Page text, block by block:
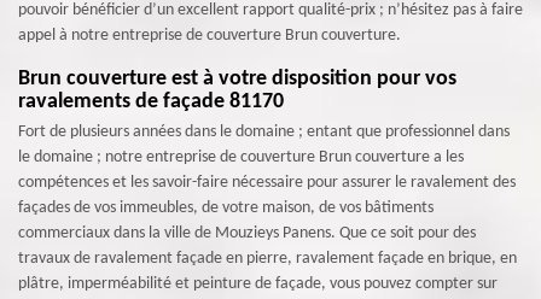
pouvoir bénéficier d’un excellent rapport qualité-prix ; n’hésitez pas à faire
appel à notre entreprise de couverture Brun couverture.
Brun couverture est à votre disposition pour vos
ravalements de façade 81170
Fort de plusieurs années dans le domaine ; entant que professionnel dans
le domaine ; notre entreprise de couverture Brun couverture a les
compétences et les savoir-faire nécessaire pour assurer le ravalement des
façades de vos immeubles, de votre maison, de vos bâtiments
commerciaux dans la ville de Mouzieys Panens. Que ce soit pour des
travaux de ravalement façade en pierre, ravalement façade en brique, en
plâtre, imperméabilité et peinture de façade, vous pouvez compter sur